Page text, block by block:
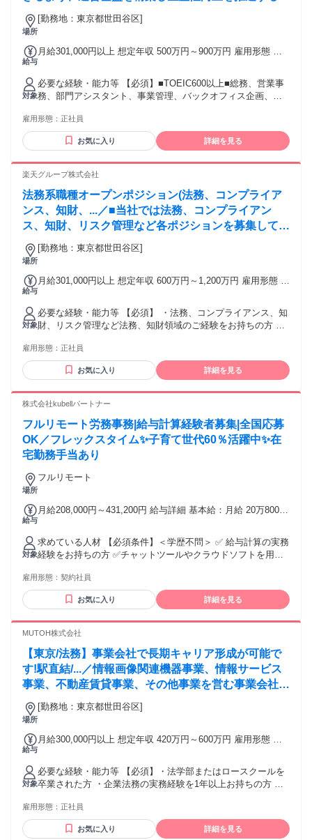
割を担います。具体的には、 ■統括部内の総務および
ポータルサイトの運営■人事発令に関する稟議と
場所
[勤務地：東京都世田谷区]
給与
月給301,000円以上 想定年収 500万円～900万円 雇用形態 正
￥301,000～ 基本給￥228,608～ 固定残業代￥72,392～を含
む/月 諸手当：通勤手当（会社規定に基づき支給）、残業手当
（固定残業代制 超過分別途支給） 試用期間 有 期間：3ヶ月
備考：変更無
対象
必要な経験・能力等 【必須】■TOEIC600以上■総務、営業事
務、部門アシスタント、事業管理、バックオフィス企画、管
ながら業務を進めた経験がある方 【魅力】総務未経験からで
も、急成長する組織の要として環境整備や効率化を推進し、
「組織を動かす力」を短期間で身につけられます。定型業務
わることができ、バックオフィスとしての専門性を高めなが
す。 学歴・資格 学歴：大学院 大学 語学力：英語 資格：
雇用形態： 正社員
お気に入り 詳細を見る
楽天グループ株式会社
法務系職種オープンポジション(法務、コンプライア
ンス、知財、...／■当社では法務、コンプライアン
ス、知財、リスク管理など各ポジションを募集してお
ります。 ご経験に合わせて適切なポジションを打診
させていただきます。
場所
[勤務地：東京都世田谷区]
給与
月給301,000円以上 想定年収 600万円～1,200万円 雇用形態 正
￥301,000～ 基本給￥228,608～ 固定残業代￥72,392～を含
む/月 諸手当：通勤手当（会社規定に基づき支給）、残業手当
（固定残業代制 超過分別途支給） 試用期間 有 期間：3ヶ月
備考：変更無
対象
必要な経験・能力等 【必須】 ・法務、コンプライアンス、知
財、リスク管理など法務、知財領域のご経験をお持ちの方 学
雇用形態： 正社員
お気に入り 詳細を見る
株式会社kubellパートナー
フルリモート労務事務|給与計算経験者募集|全国応募
OK／フレックスタイム✨子育て世代60％活躍中✨在
宅勤務手当あり
場所
フルリモート
給与
月給208,000円～431,200円 給与詳細 基本給：月給 20万8000
で支払われる通勤・皆勤・家族手当金額：なし 全員に一律で
支払われるその他手当金額：あり ※経験・能力などを考慮の
上、決定いたします。 【賞与】 年2回（8月・2月） 【昇給】
給与改定年2回（8月・2月） 【手当】 ・交通費全額支給 ・時
対象
求めている人材 【必須条件】＜学歴不問＞ ✅ 給与計算の実務
経験をお持ちの方 ✅️チャットツールやクラウドソフトを用い
ュール管理・資料共有（Google Workspace等）を日常的に操
作します。 【歓迎条件】 下記いずれかの経験をお持ちの方は
歓迎します！ ◇ 勤怠管理・入退社手続きなどの労務実務経験
ルやSaaSソフト（マネーフォワード、Freeeなど）の利用経
な方にピッタリ！】 ◎ 正確性を大切にコツコツ業務に取り組
める方 ◎ 期日やルールを守り責任感を持って 行動できる方
◎ 相手の立場に立ってコミュニケーションが 取れる方 ◎ 論
理的に考えながら業務を進めることが 好きな方 ◎ 誰かを支
える仕事にやりがいを感じる方 ※原則ご自宅での勤務です。
雇用形態： 契約社員
お気に入り 詳細を見る
MUTOH株式会社
【東京/法務】事業会社で長期キャリア形成が可能で
す!駅直結/...／情報画像関連機器事業、情報サービス
事業、不動産賃貸事業、その他事業を営む事業会社を
傘下に持つ、持株会社としてグループ全体を統括して
いる当社にて今後の会社を担う法務担当を募集しま
場所
[勤務地：東京都世田谷区]
給与
月給300,000円以上 想定年収 420万円～600万円 雇用形態 正
￥300,000～ 基本給￥300,000～を含む/月 諸手当：通勤手当
（会社規定に基づき支給）、残業手当（残業時間に応じて別
途支給） 試用期間 有 期間：3ヶ月 備考：変更無
対象
必要な経験・能力等 【必須】・法学部またはロースクールを
卒業された方 ・企業法務の実務経験を1年以上お持ちの方 ・
【歓迎】・企業法務の実務経験を2年以上お持ちの方 ・契約書
の作成、審査、修正案の提示まで一連の対応経験をお持ちの
方 ・株主総会、取締役会等の機関法務に関する経験をお持ち
雇用形態： 正社員
お気に入り 詳細を見る